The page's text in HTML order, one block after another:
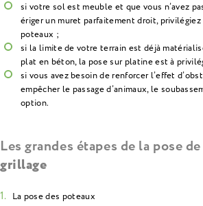
si votre sol est meuble et que vous n’avez
ériger un muret parfaitement droit,
poteaux ;
si la limite de votre terrain est déjà
plat en béton, la pose sur platine est à
si vous avez besoin de renforcer l’effet
empêcher le passage d’animaux, le
option.
Les grandes étapes de la pose de
grillage
La pose des poteaux